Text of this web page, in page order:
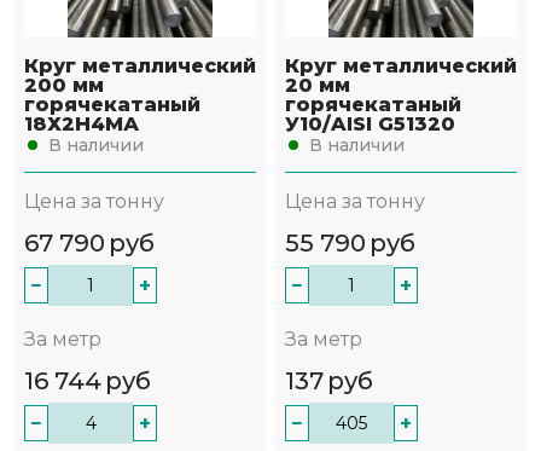
Круг металлический
200 мм
горячекатаный
18Х2Н4МА
В наличии
Цена за тонну
67 790 руб
− +
За метр
16 744 руб
− +
Круг металлический
20 мм
горячекатаный
У10/AISI G51320
В наличии
Цена за тонну
55 790 руб
− +
За метр
137 руб
− +